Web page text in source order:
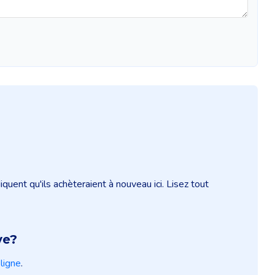
qu'ils achèteraient à nouveau ici. Lisez tout
.